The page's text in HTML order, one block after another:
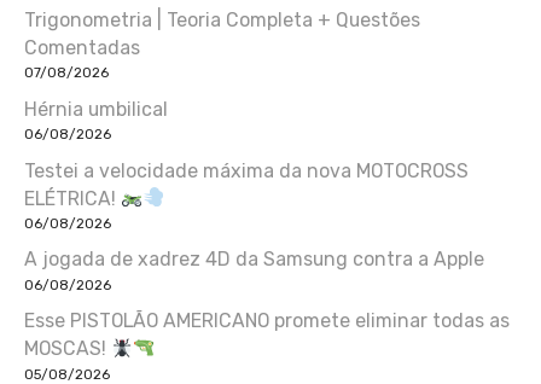
Trigonometria | Teoria Completa + Questões
Comentadas
07/08/2026
Hérnia umbilical
06/08/2026
Testei a velocidade máxima da nova MOTOCROSS
ELÉTRICA!
06/08/2026
A jogada de xadrez 4D da Samsung contra a Apple
06/08/2026
Esse PISTOLÃO AMERICANO promete eliminar todas as
MOSCAS!
05/08/2026